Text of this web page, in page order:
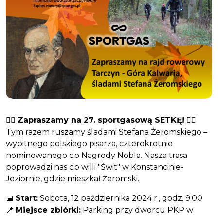
🚴‍♂️ Zapraszamy na 27. sportgasową SETKĘ! 🚴‍♀️
Tym razem ruszamy śladami Stefana Żeromskiego –
wybitnego polskiego pisarza, czterokrotnie
nominowanego do Nagrody Nobla. Nasza trasa
poprowadzi nas do willi "Świt" w Konstancinie-
Jeziornie, gdzie mieszkał Żeromski.
📅 Start: Sobota, 12 października 2024 r., godz. 9:00
📍 Miejsce zbiórki: Parking przy dworcu PKP w